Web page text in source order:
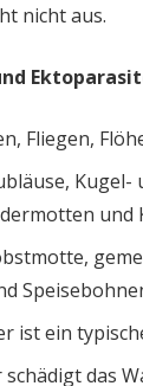
nicht aus.
Fliegen,
und
ist ein
das